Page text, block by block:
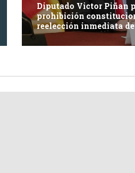
Diputado Victor Piñan
prohibición
reelección inmediata